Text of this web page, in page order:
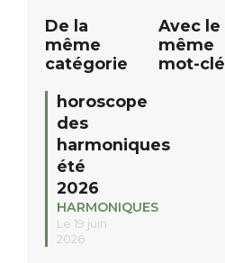
De la
même
catégorie
horoscope
des
harmoniques
été
2026
HARMONIQUES
Le 19 juin
2026
Avec le
même
mot-clé